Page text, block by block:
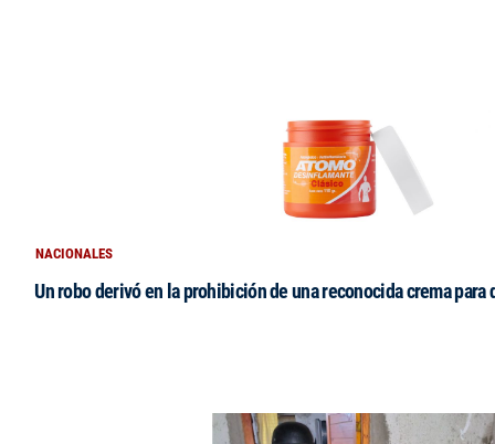
NACIONALES
Un robo derivó en la prohibición de una reconocida crema para